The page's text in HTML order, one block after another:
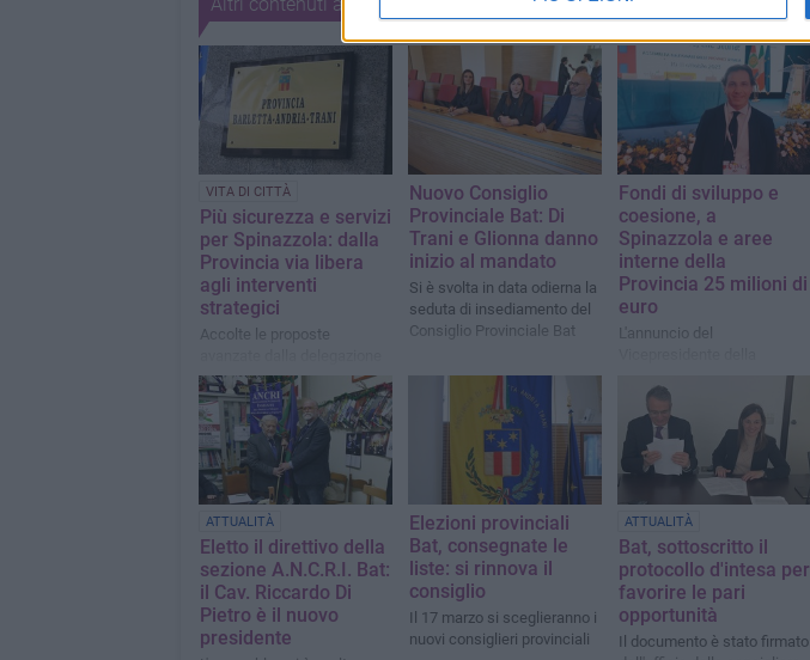
VITA DI CITTÀ
Più sicurezza e servizi
per Spinazzola: dalla
Provincia via libera
agli interventi
strategici
Accolte le proposte
comunale nell’incontro
istituzionale sulla
destinazione dell’avanzo di
amministrazione e sul Piano
delle Opere Pubbliche
Nuovo Consiglio
Provinciale Bat: Di
Trani e Glionna danno
inizio al mandato
Si è svolta in data odierna la
seduta di insediamento del
Consiglio Provinciale Bat
Fondi di sviluppo e
coesione, a
Spinazzola e aree
interne della
Provincia 25 milioni di
euro
L'annuncio del
Provincia BAT Pasquale Di
Noia
ATTUALITÀ
Eletto il direttivo della
sezione A.N.C.R.I. Bat:
il Cav. Riccardo Di
Pietro è il nuovo
presidente
Elezioni provinciali
Bat, consegnate le
liste: si rinnova il
consiglio
Il 17 marzo si sceglieranno i
nuovi consiglieri provinciali
ATTUALITÀ
Bat, sottoscritto il
protocollo d'intesa per
favorire le pari
opportunità
Il documento è stato firmato